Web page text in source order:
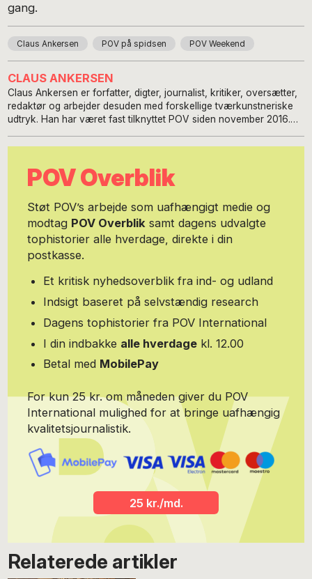
gang.
Claus Ankersen POV på spidsen POV Weekend
CLAUS ANKERSEN
Claus Ankersen er forfatter, digter, journalist, kritiker, oversætter,
redaktør og arbejder desuden med forskellige tværkunstneriske
udtryk. Han har været fast tilknyttet POV siden november 2016.
og bestyrelsesmedlem i European Writers' Council. Han er
arbejder med et tværkunstnerisk og internationalt fokus. Udvalgt
materiale er oversat til svensk, finsk, estisk, russisk, polsk,
usbekisk, spansk, malayalam, makedonsk, græsk, tyrkisk,
portugisisk og kinesisk.
POV Overblik
Støt POV’s arbejde som uafhængigt medie og
modtag POV Overbliksamt dagens udvalgte
tophistorier alle hverdage, direkte i din
postkasse.
Et kritisk nyhedsoverblik fra ind- og udland
Indsigt baseret på selvstændig research
Dagens tophistorier fra POV International
I din indbakke alle hverdage kl. 12.00
Betal med MobilePay
For kun 25 kr. om måneden giver du POV
International mulighed for at bringe uafhængig
kvalitetsjournalistik.
25 kr./md.
Relaterede artikler